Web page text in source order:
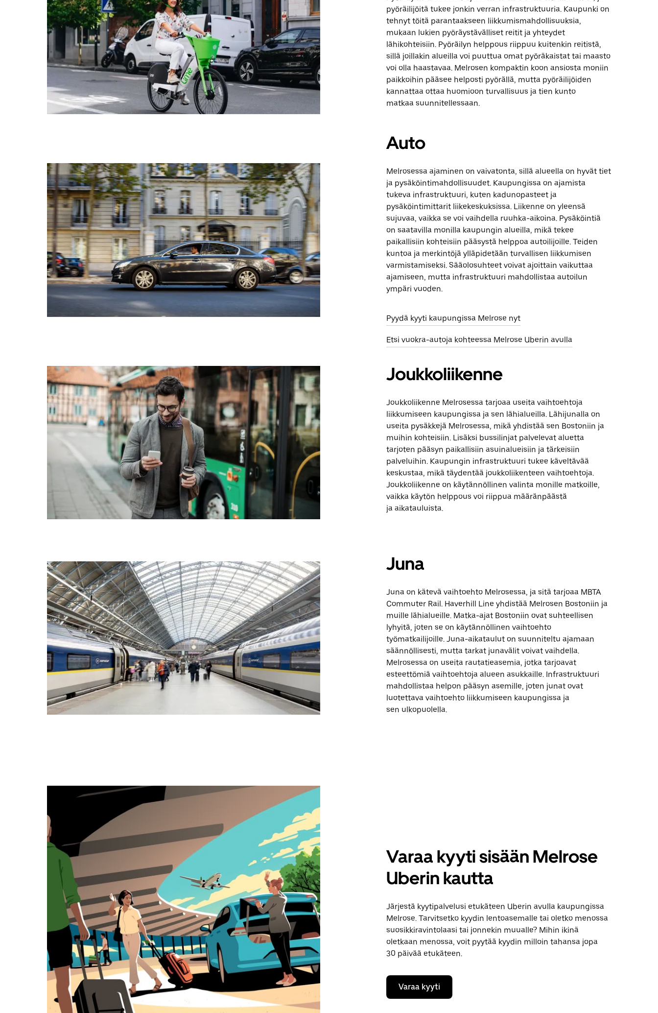
pyöräilijöitä tukee jonkin verran infrastruktuuria. Kaupunki on
tehnyt töitä parantaakseen liikkumismahdollisuuksia,
mukaan lukien pyöräystävälliset reitit ja yhteydet
lähikohteisiin. Pyöräilyn helppous riippuu kuitenkin reitistä,
sillä joillakin alueilla voi puuttua omat pyöräkaistat tai maasto
voi olla haastavaa. Melrosen kompaktin koon ansiosta moniin
paikkoihin pääsee helposti pyörällä, mutta pyöräilijöiden
kannattaa ottaa huomioon turvallisuus ja tien kunto
matkaa suunnitellessaan.
Auto
Melrosessa ajaminen on vaivatonta, sillä alueella on hyvät tiet
ja pysäköintimahdollisuudet. Kaupungissa on ajamista
tukeva infrastruktuuri, kuten kadunopasteet ja
pysäköintimittarit liikekeskuksissa. Liikenne on yleensä
sujuvaa, vaikka se voi vaihdella ruuhka-aikoina. Pysäköintiä
on saatavilla monilla kaupungin alueilla, mikä tekee
paikallisiin kohteisiin pääsystä helppoa autoilijoille. Teiden
kuntoa ja merkintöjä ylläpidetään turvallisen liikkumisen
varmistamiseksi. Sääolosuhteet voivat ajoittain vaikuttaa
ajamiseen, mutta infrastruktuuri mahdollistaa autoilun
ympäri vuoden.
Pyydä kyyti kaupungissa Melrose nyt
Etsi vuokra-autoja kohteessa Melrose Uberin avulla
Joukkoliikenne
Joukkoliikenne Melrosessa tarjoaa useita vaihtoehtoja
liikkumiseen kaupungissa ja sen lähialueilla. Lähijunalla on
useita pysäkkejä Melrosessa, mikä yhdistää sen Bostoniin ja
muihin kohteisiin. Lisäksi bussilinjat palvelevat aluetta
tarjoten pääsyn paikallisiin asuinalueisiin ja tärkeisiin
palveluihin. Kaupungin infrastruktuuri tukee käveltävää
keskustaa, mikä täydentää joukkoliikenteen vaihtoehtoja.
Joukkoliikenne on käytännöllinen valinta monille matkoille,
vaikka käytön helppous voi riippua määränpäästä
ja aikatauluista.
Juna
Juna on kätevä vaihtoehto Melrosessa, ja sitä tarjoaa MBTA
Commuter Rail. Haverhill Line yhdistää Melrosen Bostoniin ja
muille lähialueille. Matka-ajat Bostoniin ovat suhteellisen
lyhyitä, joten se on käytännöllinen vaihtoehto
työmatkailijoille. Juna-aikataulut on suunniteltu ajamaan
säännöllisesti, mutta tarkat junavälit voivat vaihdella.
Melrosessa on useita rautatieasemia, jotka tarjoavat
esteettömiä vaihtoehtoja alueen asukkaille. Infrastruktuuri
mahdollistaa helpon pääsyn asemille, joten junat ovat
luotettava vaihtoehto liikkumiseen kaupungissa ja
sen ulkopuolella.
Varaa kyyti sisään Melrose
Uberin kautta
Järjestä kyytipalvelusi etukäteen Uberin avulla kaupungissa
Melrose. Tarvitsetko kyydin lentoasemalle tai oletko menossa
suosikkiravintolaasi tai jonnekin muualle? Mihin ikinä
oletkaan menossa, voit pyytää kyydin milloin tahansa jopa
30 päivää etukäteen.
Varaa kyyti